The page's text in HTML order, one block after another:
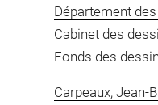
Département
Cabinet des
Fonds des
Carpeaux, Jean-